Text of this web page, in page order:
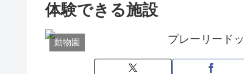
体験できる施設
動物園